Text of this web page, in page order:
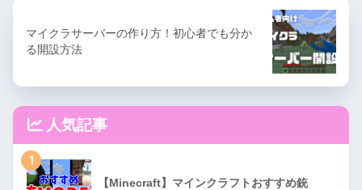
マイクラサーバーの作り方！初心者でも分か
る開設方法
人気記事
1
【Minecraft】マインクラフトおすすめ銃